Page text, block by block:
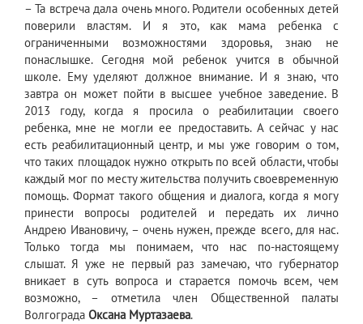
– Та встреча дала очень много. Родители особенных детей
поверили властям. И я это, как мама ребенка с
ограниченными возможностями здоровья, знаю не
понаслышке. Сегодня мой ребенок учится в обычной
школе. Ему уделяют должное внимание. И я знаю, что
завтра он может пойти в высшее учебное заведение. В
2013 году, когда я просила о реабилитации своего
ребенка, мне не могли ее предоставить. А сейчас у нас
есть реабилитационный центр, и мы уже говорим о том,
что таких площадок нужно открыть по всей области, чтобы
каждый мог по месту жительства получить своевременную
помощь. Формат такого общения и диалога, когда я могу
принести вопросы родителей и передать их лично
Андрею Ивановичу, – очень нужен, прежде всего, для нас.
Только тогда мы понимаем, что нас по-настоящему
слышат. Я уже не первый раз замечаю, что губернатор
вникает в суть вопроса и старается помочь всем, чем
возможно, – отметила член Общественной палаты
Волгограда Оксана Муртазаева.